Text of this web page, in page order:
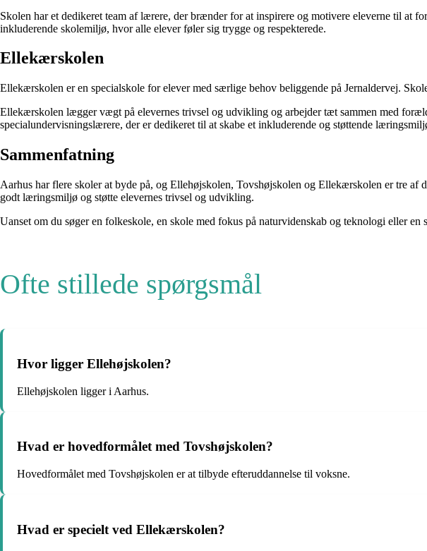
Skolen har et dedikeret team af lærere, der brænder for at inspirere og motivere eleverne til at
inkluderende skolemiljø, hvor alle elever føler sig trygge og respekterede.
Ellekærskolen
Ellekærskolen er en specialskole for elever med særlige behov beliggende på Jernaldervej.
Ellekærskolen lægger vægt på elevernes trivsel og udvikling og arbejder tæt sammen med
specialundervisningslærere, der er dedikeret til at skabe et inkluderende og støttende
Sammenfatning
Aarhus har flere skoler at byde på, og Ellehøjskolen, Tovshøjskolen og Ellekærskolen er tre af
godt læringsmiljø og støtte elevernes trivsel og udvikling.
Uanset om du søger en folkeskole, en skole med fokus på naturvidenskab og teknologi eller
Ofte stillede spørgsmål
Hvor ligger Ellehøjskolen?
Ellehøjskolen ligger i Aarhus.
Hvad er hovedformålet med Tovshøjskolen?
Hovedformålet med Tovshøjskolen er at tilbyde efteruddannelse til voksne.
Hvad er specielt ved Ellekærskolen?